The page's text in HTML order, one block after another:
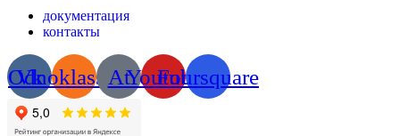
документация
контакты
Vk
Odnoklassniki
AtYoutube
Foursquare